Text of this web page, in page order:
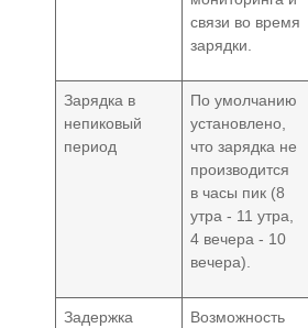
связи во время
зарядки.
Зарядка в
непиковый
период
По умолчанию
установлено,
что зарядка не
производится
в часы пик (8
утра - 11 утра,
4 вечера - 10
вечера).
Задержка
Возможность